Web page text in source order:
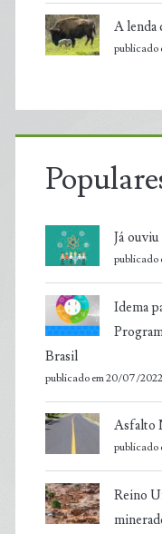
A lenda
publicado
Já
publicado
Idema
Brasil
publicado em 20/07/2022
Asfalto
publicado
Reino